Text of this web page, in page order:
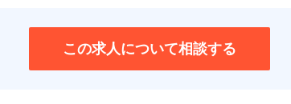
この求人について相談する